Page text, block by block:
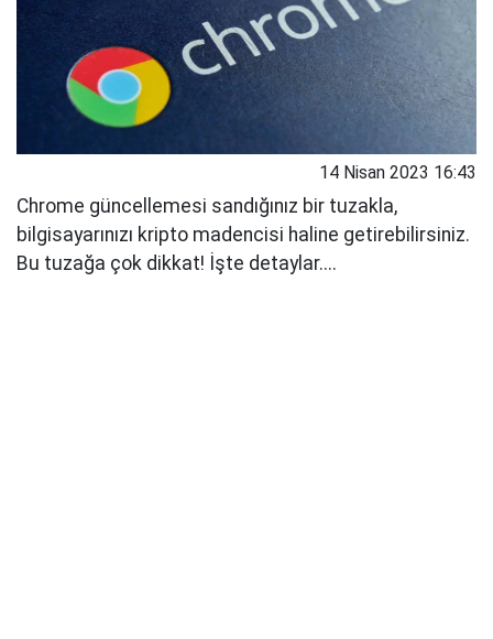
14 Nisan 2023 16:43
Chrome güncellemesi sandığınız bir tuzakla,
bilgisayarınızı kripto madencisi haline getirebilirsiniz.
Bu tuzağa çok dikkat! İşte detaylar....